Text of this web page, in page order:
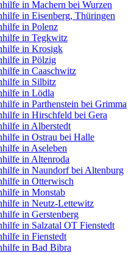
in Machern bei Wurzen
in Eisenberg, Thüringen
in Polenz
in Tegkwitz
in Krosigk
in Pölzig
in Caaschwitz
in Silbitz
in Lödla
in Parthenstein bei Grimma
in Hirschfeld bei Gera
in Alberstedt
in Ostrau bei Halle
in Aseleben
in Altenroda
in Naundorf bei Altenburg
in Otterwisch
in Monstab
in Neutz-Lettewitz
in Gerstenberg
in Salzatal OT Fienstedt
in Fienstedt
in Bad Bibra